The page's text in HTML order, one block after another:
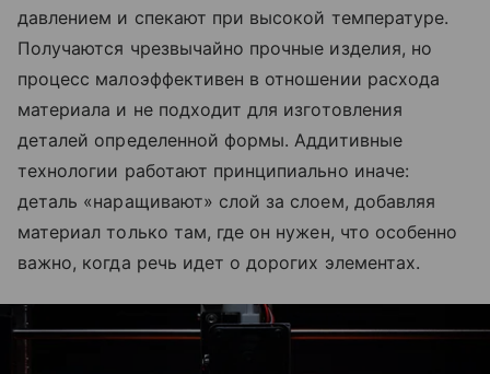
давлением и спекают при высокой температуре.
Получаются чрезвычайно прочные изделия, но
процесс малоэффективен в отношении расхода
материала и не подходит для изготовления
деталей определенной формы. Аддитивные
технологии работают принципиально иначе:
деталь «наращивают» слой за слоем, добавляя
материал только там, где он нужен, что особенно
важно, когда речь идет о дорогих элементах.